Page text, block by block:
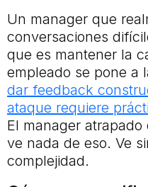
Un manager que
conversaciones
que es mantener la
empleado se pone a
dar feedback
ataque requiere
El manager
ve nada de eso. Ve
complejidad.